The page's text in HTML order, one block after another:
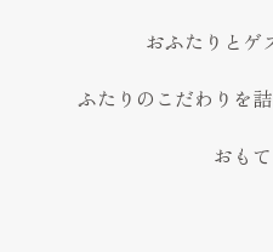
おふたりとゲ
ふたりのこだわりを
おも